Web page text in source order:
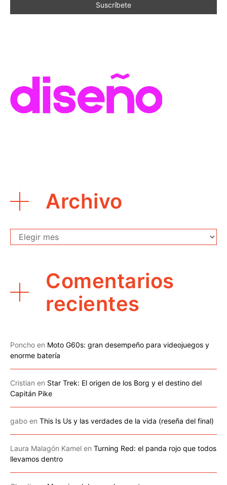
Archivo
Archivo
Comentarios
recientes
Poncho en Moto G60s: gran desempeño para videojuegos y
enorme batería
Cristian en Star Trek: El origen de los Borg y el destino del
Capitán Pike
gabo en This Is Us y las verdades de la vida (reseña del final)
Laura Malagón Kamel en Turning Red: el panda rojo que todos
llevamos dentro